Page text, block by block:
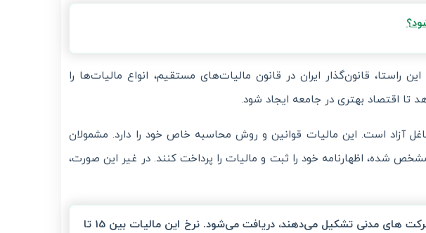
قانون‌گذار ایران در قانون مالیات‌های مستقیم، انواع مالیات‌ها را
تا اقتصاد بهتری در جامعه ایجاد شود.
آزاد است. این مالیات قوانین و روش محاسبه خاص خود را دارد. مشمولان
شده، اظهارنامه خود را ثبت و مالیات را پرداخت کنند. در غیر این صورت،
این مالیات از افرادی که مشاغل آزاد دارند یا شرکت های مدنی تشکیل می‌دهند، دریافت می‌شود. نرخ این مالیات بین 15 تا